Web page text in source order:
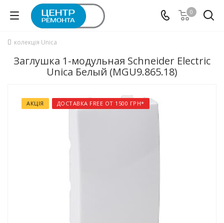
0
колекція Unica
Заглушка 1-модульная Schneider Electric
Unica Белый (MGU9.865.18)
АКЦІЯ ДОСТАВКА FREE ОТ 1500 ГРН*